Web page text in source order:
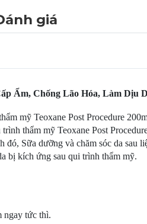
giá
Ẩm, Chống Lão Hóa, Làm
mỹ Teoxane Post Procedure
thẩm mỹ Teoxane Post
đó, Sữa dưỡng và chăm sóc da sau
bị kích ứng sau qui trình thẩm mỹ.
ngay tức thì.